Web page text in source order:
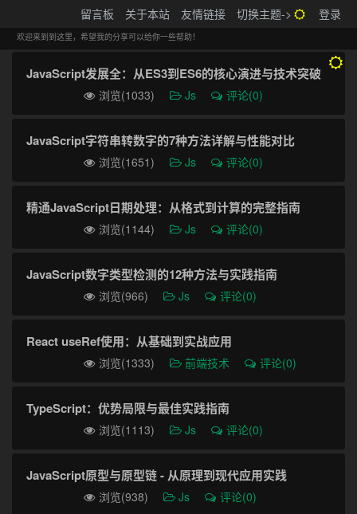
留言板 关于本站 友情链接 切换主题-> 登录
欢迎来到到这里，希望我的分享可以给你一些帮助！
JavaScript发展全：从ES3到ES6的核心演进与技术突破
浏览(1033) Js 评论(0)
JavaScript字符串转数字的7种方法详解与性能对比
浏览(1651) Js 评论(0)
精通JavaScript日期处理：从格式到计算的完整指南
浏览(1144) Js 评论(0)
JavaScript数字类型检测的12种方法与实践指南
浏览(966) Js 评论(0)
React useRef使用：从基础到实战应用
浏览(1333) 前端技术 评论(0)
TypeScript：优势局限与最佳实践指南
浏览(1113) Js 评论(0)
JavaScript原型与原型链 - 从原理到现代应用实践
浏览(938) Js 评论(0)